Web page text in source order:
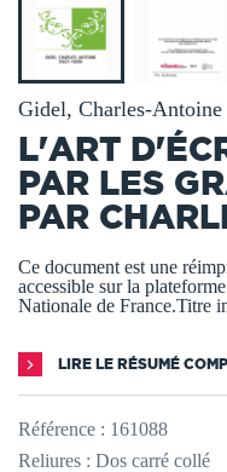
Gidel, Charles-
L'ART
PAR LES
PAR
Ce document est une
accessible sur la
Nationale de France.Titre
LIRE LE RÉSUMÉ
Référence : 161088
Reliures : Dos carré collé